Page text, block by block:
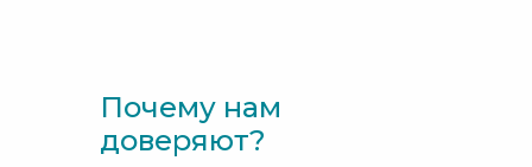
Почему нам
доверяют?